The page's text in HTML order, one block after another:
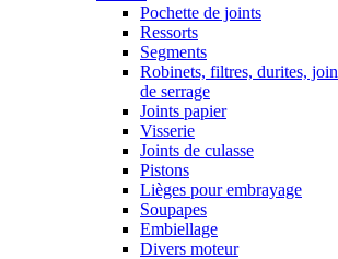
Pochette de joints
Ressorts
Segments
Robinets, filtres, durites,
de serrage
Joints papier
Visserie
Joints de culasse
Pistons
Lièges pour embrayage
Soupapes
Embiellage
Divers moteur